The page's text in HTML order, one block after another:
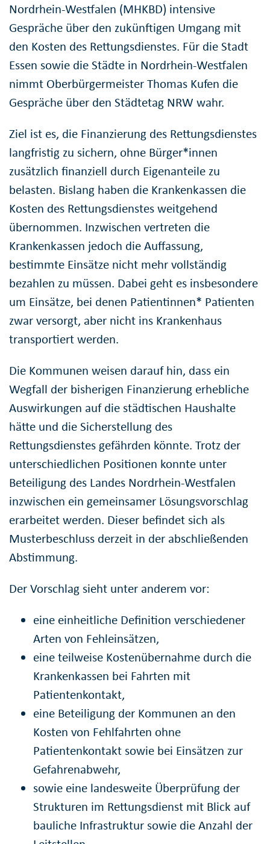
Nordrhein-Westfalen (MHKBD) intensive
Gespräche über den zukünftigen Umgang mit
den Kosten des Rettungsdienstes. Für die Stadt
Essen sowie die Städte in Nordrhein-Westfalen
nimmt Oberbürgermeister Thomas Kufen die
Gespräche über den Städtetag NRW wahr.
Ziel ist es, die Finanzierung des Rettungsdienstes
langfristig zu sichern, ohne Bürger*innen
zusätzlich finanziell durch Eigenanteile zu
belasten. Bislang haben die Krankenkassen die
Kosten des Rettungsdienstes weitgehend
übernommen. Inzwischen vertreten die
Krankenkassen jedoch die Auffassung,
bestimmte Einsätze nicht mehr vollständig
bezahlen zu müssen. Dabei geht es insbesondere
um Einsätze, bei denen Patientinnen* Patienten
zwar versorgt, aber nicht ins Krankenhaus
transportiert werden.
Die Kommunen weisen darauf hin, dass ein
Wegfall der bisherigen Finanzierung erhebliche
Auswirkungen auf die städtischen Haushalte
hätte und die Sicherstellung des
Rettungsdienstes gefährden könnte. Trotz der
unterschiedlichen Positionen konnte unter
Beteiligung des Landes Nordrhein-Westfalen
inzwischen ein gemeinsamer Lösungsvorschlag
erarbeitet werden. Dieser befindet sich als
Musterbeschluss derzeit in der abschließenden
Abstimmung.
Der Vorschlag sieht unter anderem vor:
eine einheitliche Definition verschiedener
Arten von Fehleinsätzen,
eine teilweise Kostenübernahme durch die
Krankenkassen bei Fahrten mit
Patientenkontakt,
eine Beteiligung der Kommunen an den
Kosten von Fehlfahrten ohne
Patientenkontakt sowie bei Einsätzen zur
Gefahrenabwehr,
sowie eine landesweite Überprüfung der
Strukturen im Rettungsdienst mit Blick auf
bauliche Infrastruktur sowie die Anzahl der